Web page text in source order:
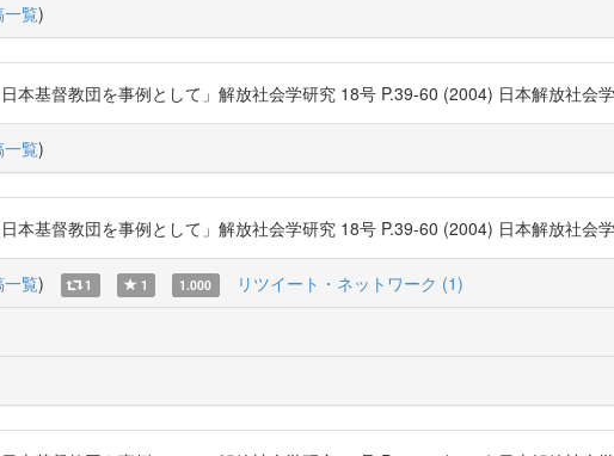
一覧)
本基督教団を事例として」解放社会学研究 18号 P.39-60 (2004) 日本解放社会
一覧)
本基督教団を事例として」解放社会学研究 18号 P.39-60 (2004) 日本解放社会
一覧) 1 1 1.000 リツイート・ネットワーク (1)